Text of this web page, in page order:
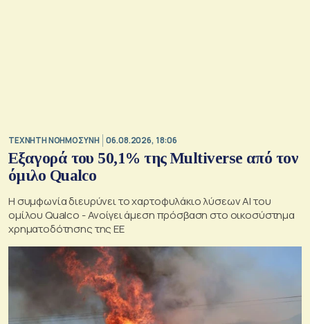
TΕΧΝΗΤΗ ΝΟΗΜΟΣΥΝΗ 06.08.2026, 18:06
Εξαγορά του 50,1% της Multiverse από τον
όμιλο Qualco
Η συμφωνία διευρύνει το χαρτοφυλάκιο λύσεων ΑΙ του
ομίλου Qualco - Ανοίγει άμεση πρόσβαση στο οικοσύστημα
χρηματοδότησης της ΕΕ